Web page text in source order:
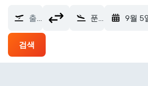
출발지 푼타델에스테 카피탄 코르베타 CA 쿠르벨로 국제공항 (PDP) 9월 5
검색